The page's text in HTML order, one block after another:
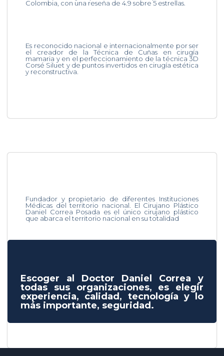
Colombia, con una reseña de 4.9 sobre 5 estrellas.
Es reconocido nacional e internacionalmente por ser
el creador de la Técnica de Cuñas en cirugía
mamaria y en el perfeccionamiento de la técnica 3D
Corsé Siluet y de puntos invertidos en cirugía estética
y reconstructiva.
Fundador y propietario de diferentes Instituciones
Médicas del territorio nacional. El Cirujano Plástico
Daniel Correa Posada es el único cirujano plástico
que abarca el territorio nacional en su totalidad
Escoger al Doctor Daniel Correa y
todas sus organizaciones, es elegir
experiencia, calidad, tecnología y lo
más importante, seguridad.